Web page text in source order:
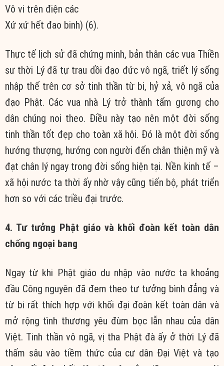
Vô vi trên điện các
Xứ xứ hết đao binh) (6).
Thực tế lịch sử đã chứng minh, bản thân các vua Thiền
sư thời Lý đã tự trau dồi đạo đức vô ngã, triết lý sống
nhập thế trên cơ sở tinh thần từ bi, hỷ xả, vô ngã của
đạo Phật. Các vua nhà Lý trở thành tấm gương cho
dân chúng noi theo. Điều này tạo nên một đời sống
tinh thần tốt đẹp cho toàn xã hội. Đó là một đời sống
hướng thượng, hướng con người đến chân thiện mỹ và
đạt chân lý ngay trong đời sống hiện tại. Nền kinh tế –
xã hội nước ta thời ấy nhờ vậy cũng tiến bộ, phát triển
hơn so với các triều đại trước.
4. Tư tưởng Phật giáo và khối đoàn kết toàn dân
chống ngoại bang
Ngay từ khi Phật giáo du nhập vào nước ta khoảng
đầu Công nguyên đã đem theo tư tưởng bình đẳng và
từ bi rất thích hợp với khối đại đoàn kết toàn dân và
mở rộng tình thương yêu đùm bọc lẫn nhau của dân
Việt. Tinh thần vô ngã, vị tha Phật đà ấy ở thời Lý đã
thấm sâu vào tiềm thức của cư dân Đại Việt và tạo